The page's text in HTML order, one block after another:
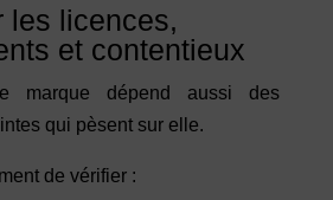
les licences,
et contentieux
marque dépend aussi des
qui pèsent sur elle.
de vérifier :